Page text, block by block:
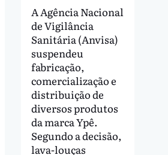
A Agência Nacional
de Vigilância
Sanitária (Anvisa)
suspendeu
fabricação,
comercialização e
distribuição de
diversos produtos
da marca Ypê.
Segundo a decisão,
lava-louças